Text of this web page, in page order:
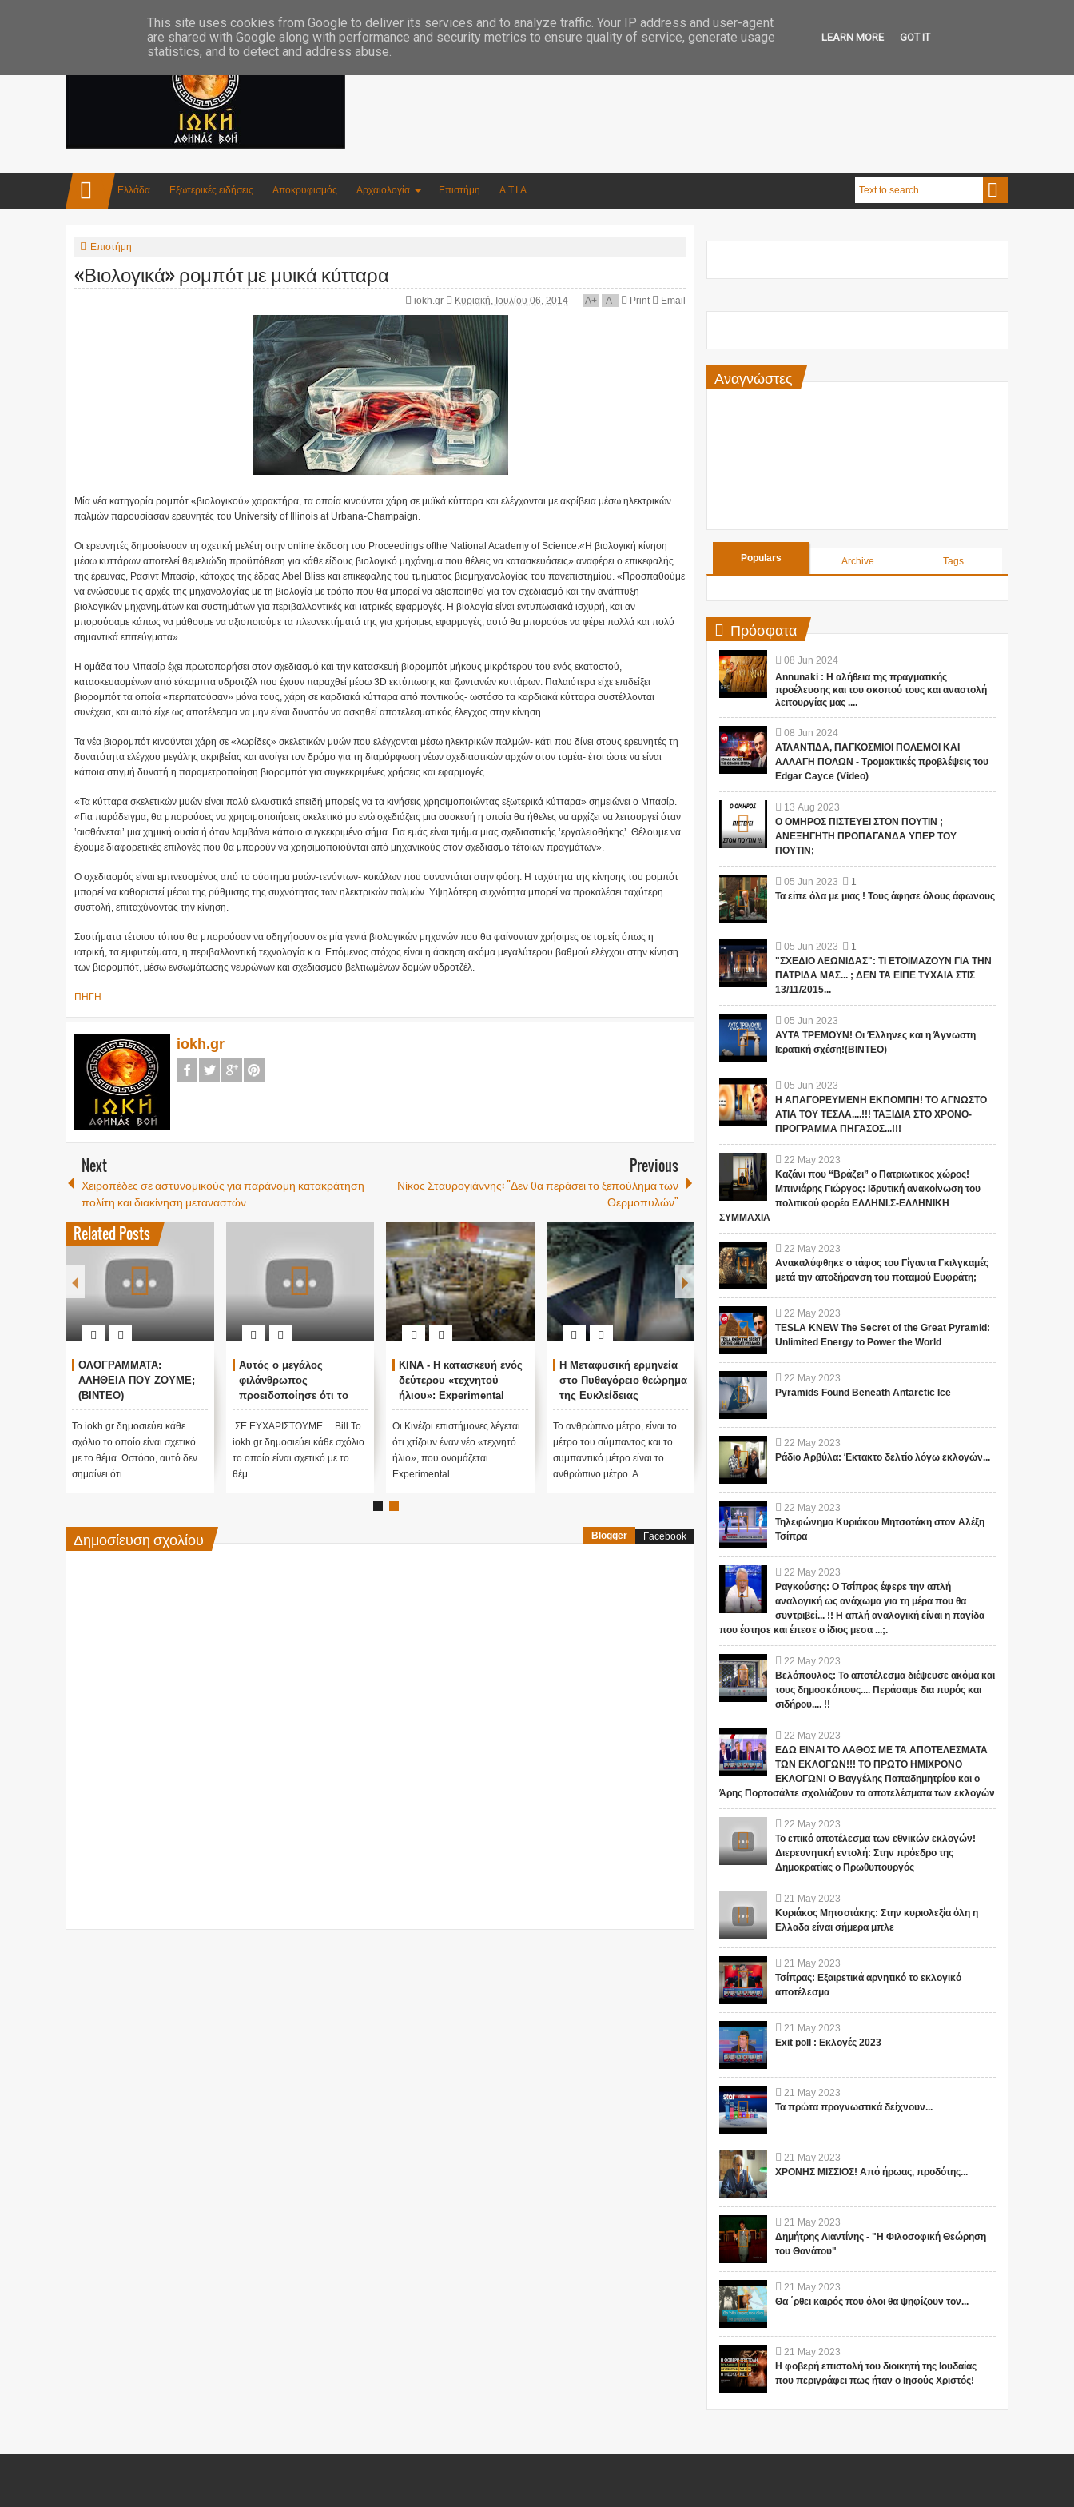
Ελλάδα Εξωτερικές ειδήσεις Αποκρυφισμός Αρχαιολογία Επιστήμη Α.Τ.Ι.Α.
Επιστήμη
«Βιολογικά» ρομπότ με μυικά κύτταρα
iokh.gr Κυριακή, Ιουλίου 06, 2014 A+ A- Print Email
Μία νέα κατηγορία ρομπότ «βιολογικού» χαρακτήρα, τα οποία κινούνται χάρη σε μυϊκά κύτταρα και ελέγχονται με ακρίβεια μέσω ηλεκτρικών
παλμών παρουσίασαν ερευνητές του University of Illinois at Urbana-Champaign.
Οι ερευνητές δημοσίευσαν τη σχετική μελέτη στην online έκδοση του Proceedings ofthe National Academy of Science.«Η βιολογική κίνηση
μέσω κυττάρων αποτελεί θεμελιώδη προϋπόθεση για κάθε είδους βιολογικό μηχάνημα που θέλεις να κατασκευάσεις» αναφέρει ο επικεφαλής
της έρευνας, Ρασίντ Μπασίρ, κάτοχος της έδρας Abel Bliss και επικεφαλής του τμήματος βιομηχανολογίας του πανεπιστημίου. «Προσπαθούμε
να ενώσουμε τις αρχές της μηχανολογίας με τη βιολογία με τρόπο που θα μπορεί να αξιοποιηθεί για τον σχεδιασμό και την ανάπτυξη
βιολογικών μηχανημάτων και συστημάτων για περιβαλλοντικές και ιατρικές εφαρμογές. Η βιολογία είναι εντυπωσιακά ισχυρή, και αν
μπορούσαμε κάπως να μάθουμε να αξιοποιούμε τα πλεονεκτήματά της για χρήσιμες εφαρμογές, αυτό θα μπορούσε να φέρει πολλά και πολύ
σημαντικά επιτεύγματα».
Η ομάδα του Μπασίρ έχει πρωτοπορήσει στον σχεδιασμό και την κατασκευή βιορομπότ μήκους μικρότερου του ενός εκατοστού,
κατασκευασμένων από εύκαμπτα υδροτζέλ που έχουν παραχθεί μέσω 3D εκτύπωσης και ζωντανών κυττάρων. Παλαιότερα είχε επιδείξει
βιορομπότ τα οποία «περπατούσαν» μόνα τους, χάρη σε καρδιακά κύτταρα από ποντικούς- ωστόσο τα καρδιακά κύτταρα συστέλλονται
συνέχεια, και αυτό είχε ως αποτέλεσμα να μην είναι δυνατόν να ασκηθεί αποτελεσματικός έλεγχος στην κίνηση.
Τα νέα βιορομπότ κινούνται χάρη σε «λωρίδες» σκελετικών μυών που ελέγχονται μέσω ηλεκτρικών παλμών- κάτι που δίνει στους ερευνητές τη
δυνατότητα ελέγχου μεγάλης ακριβείας και ανοίγει τον δρόμο για τη διαμόρφωση νέων σχεδιαστικών αρχών στον τομέα- έτσι ώστε να είναι
κάποια στιγμή δυνατή η παραμετροποίηση βιορομπότ για συγκεκριμένες χρήσεις και εφαρμογές.
«Τα κύτταρα σκελετικών μυών είναι πολύ ελκυστικά επειδή μπορείς να τα κινήσεις χρησιμοποιώντας εξωτερικά κύτταρα» σημειώνει ο Μπασίρ.
«Για παράδειγμα, θα μπορούσες να χρησιμοποιήσεις σκελετικό μυ ενώ σχεδιάζεις μια συσκευή η οποία θα ήθελες να αρχίζει να λειτουργεί όταν
ʽαισθάνεταιʼ μια χημική ουσία ή όταν λαμβάνει κάποιο συγκεκριμένο σήμα. Για εμάς είναι τμήμα μιας σχεδιαστικής ʽεργαλειοθήκηςʼ. Θέλουμε να
έχουμε διαφορετικές επιλογές που θα μπορούν να χρησιμοποιούνται από μηχανικούς στον σχεδιασμό τέτοιων πραγμάτων».
Ο σχεδιασμός είναι εμπνευσμένος από το σύστημα μυών-τενόντων- κοκάλων που συναντάται στην φύση. Η ταχύτητα της κίνησης του ρομπότ
μπορεί να καθοριστεί μέσω της ρύθμισης της συχνότητας των ηλεκτρικών παλμών. Υψηλότερη συχνότητα μπορεί να προκαλέσει ταχύτερη
συστολή, επιταχύνοντας την κίνηση.
Συστήματα τέτοιου τύπου θα μπορούσαν να οδηγήσουν σε μία γενιά βιολογικών μηχανών που θα φαίνονταν χρήσιμες σε τομείς όπως η
ιατρική, τα εμφυτεύματα, η περιβαλλοντική τεχνολογία κ.α. Επόμενος στόχος είναι η άσκηση ακόμα μεγαλύτερου βαθμού ελέγχου στην κίνηση
των βιορομπότ, μέσω ενσωμάτωσης νευρώνων και σχεδιασμού βελτιωμένων δομών υδροτζέλ.
ΠΗΓΗ
iokh.gr
Next
Χειροπέδες σε αστυνομικούς για παράνομη κατακράτηση
πολίτη και διακίνηση μεταναστών
Previous
Νίκος Σταυρογιάννης: "Δεν θα περάσει το ξεπούλημα των
Θερμοπυλών"
Related Posts
ΟΛΟΓΡΑΜΜΑΤΑ:
ΑΛΗΘΕΙΑ ΠΟΥ ΖΟΥΜΕ;
(ΒΙΝΤΕΟ)
Το iokh.gr δημοσιεύει κάθε
σχόλιο το οποίο είναι σχετικό
με το θέμα. Ωστόσο, αυτό δεν
σημαίνει ότι ...
Αυτός ο μεγάλος
φιλάνθρωπος
προειδοποίησε ότι το
χειρότερο κύμα έρχεται
τώρα με την μετάλλαξη
όμικρον ....
ΣΕ ΕΥΧΑΡΙΣΤΟΥΜΕ.... Bill Το
iokh.gr δημοσιεύει κάθε σχόλιο
το οποίο είναι σχετικό με το
θέμ...
ΚΙΝΑ - Η κατασκευή ενός
δεύτερου «τεχνητού
ήλιου»: Experimental
Advanced
Superconducting
Tokamak
Οι Κινέζοι επιστήμονες λέγεται
ότι χτίζουν έναν νέο «τεχνητό
ήλιο», που ονομάζεται
Experimental...
Η Μεταφυσική ερμηνεία
στο Πυθαγόρειο θεώρημα
της Ευκλείδειας
Γεωμετρίας
Το ανθρώπινο μέτρο, είναι το
μέτρο του σύμπαντος και το
συμπαντικό μέτρο είναι το
ανθρώπινο μέτρο. Α...
Δημοσίευση σχολίου Blogger Facebook
Αναγνώστες
Populars Archive Tags
Πρόσφατα
08 Jun 2024
Annunaki : Η αλήθεια της πραγματικής
προέλευσης και του σκοπού τους και αναστολή
λειτουργίας μας ....
08 Jun 2024
ΑΤΛΑΝΤΙΔΑ, ΠΑΓΚΟΣΜΙΟΙ ΠΟΛΕΜΟΙ ΚΑΙ
ΑΛΛΑΓΗ ΠΟΛΩΝ - Τρομακτικές προβλέψεις του
Edgar Cayce (Video)
13 Aug 2023
Ο ΟΜΗΡΟΣ ΠΙΣΤΕΥΕΙ ΣΤΟΝ ΠΟΥΤΙΝ ;
ΑΝΕΞΗΓΗΤΗ ΠΡΟΠΑΓΑΝΔΑ ΥΠΕΡ ΤΟΥ
ΠΟΥΤΙΝ;
05 Jun 2023
1
Τα είπε όλα με μιας ! Τους άφησε όλους άφωνους
05 Jun 2023
1
"ΣΧΕΔΙΟ ΛΕΩΝΙΔΑΣ": ΤΙ ΕΤΟΙΜΑΖΟΥΝ ΓΙΑ ΤΗΝ
ΠΑΤΡΙΔΑ ΜΑΣ... ; ΔΕΝ ΤΑ ΕΙΠΕ ΤΥΧΑΙΑ ΣΤΙΣ
13/11/2015...
05 Jun 2023
ΑΥΤΑ ΤΡΕΜΟΥΝ! Οι Έλληνες και η Άγνωστη
Ιερατική σχέση!(ΒΙΝΤΕΟ)
05 Jun 2023
Η ΑΠΑΓΟΡΕΥΜΕΝΗ ΕΚΠΟΜΠΗ! ΤΟ ΑΓΝΩΣΤΟ
ΑΤΙΑ ΤΟΥ ΤΕΣΛΑ....!!! ΤΑΞΙΔΙΑ ΣΤΟ ΧΡΟΝΟ-
ΠΡΟΓΡΑΜΜΑ ΠΗΓΑΣΟΣ...!!!
22 May 2023
Καζάνι που “Βράζει” ο Πατριωτικος χώρος!
Μπινιάρης Γιώργος: Ιδρυτική ανακοίνωση του
πολιτικού φορέα ΕΛΛΗΝΙ.Σ-ΕΛΛΗΝΙΚΗ
ΣΥΜΜΑΧΙΑ
22 May 2023
Ανακαλύφθηκε ο τάφος του Γίγαντα Γκιλγκαμές
μετά την αποξήρανση του ποταμού Ευφράτη;
22 May 2023
TESLA KNEW The Secret of the Great Pyramid:
Unlimited Energy to Power the World
22 May 2023
Pyramids Found Beneath Antarctic Ice
22 May 2023
Ράδιο Αρβύλα: Έκτακτο δελτίο λόγω εκλογών...
22 May 2023
Τηλεφώνημα Κυριάκου Μητσοτάκη στον Αλέξη
Τσίπρα
22 May 2023
Ραγκούσης: Ο Τσίπρας έφερε την απλή
αναλογική ως ανάχωμα για τη μέρα που θα
συντριβεί... !! Η απλή αναλογική είναι η παγίδα
που έστησε και έπεσε ο ίδιος μεσα ...;.
22 May 2023
Βελόπουλος: Το αποτέλεσμα διέψευσε ακόμα και
τους δημοσκόπους.... Περάσαμε δια πυρός και
σιδήρου.... !!
22 May 2023
ΕΔΩ ΕΙΝΑΙ ΤΟ ΛΑΘΟΣ ΜΕ ΤΑ ΑΠΟΤΕΛΕΣΜΑΤΑ
ΤΩΝ ΕΚΛΟΓΩΝ!!! ΤΟ ΠΡΩΤΟ ΗΜΙΧΡΟΝΟ
ΕΚΛΟΓΩΝ! Ο Βαγγέλης Παπαδημητρίου και ο
Άρης Πορτοσάλτε σχολιάζουν τα αποτελέσματα των εκλογών
22 May 2023
Το επικό αποτέλεσμα των εθνικών εκλογών!
Διερευνητική εντολή: Στην πρόεδρο της
Δημοκρατίας ο Πρωθυπουργός
21 May 2023
Κυριάκος Μητσοτάκης: Στην κυριολεξία όλη η
Ελλαδα είναι σήμερα μπλε
21 May 2023
Τσίπρας: Εξαιρετικά αρνητικό το εκλογικό
αποτέλεσμα
21 May 2023
Exit poll : Εκλογές 2023
21 May 2023
Τα πρώτα προγνωστικά δείχνουν...
21 May 2023
ΧΡΟΝΗΣ ΜΙΣΣΙΟΣ! Από ήρωας, προδότης...
21 May 2023
Δημήτρης Λιαντίνης - "Η Φιλοσοφική Θεώρηση
του Θανάτου"
21 May 2023
Θα ΄ρθει καιρός που όλοι θα ψηφίζουν τον...
21 May 2023
Η φοβερή επιστολή του διοικητή της Ιουδαίας
που περιγράφει πως ήταν ο Ιησούς Χριστός!
This site uses cookies from Google to deliver its services and to analyze traffic. Your IP address and user-agent
are shared with Google along with performance and security metrics to ensure quality of service, generate usage
statistics, and to detect and address abuse.
LEARN MORE GOT IT